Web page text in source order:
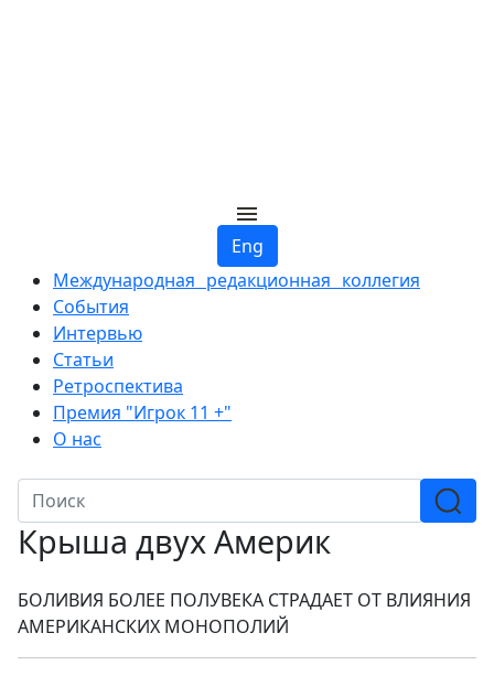
Eng
Международная редакционная коллегия
События
Интервью
Статьи
Ретроспектива
Премия "Игрок 11 +"
О нас
Крыша двух Америк
БОЛИВИЯ БОЛЕЕ ПОЛУВЕКА СТРАДАЕТ ОТ ВЛИЯНИЯ
АМЕРИКАНСКИХ МОНОПОЛИЙ